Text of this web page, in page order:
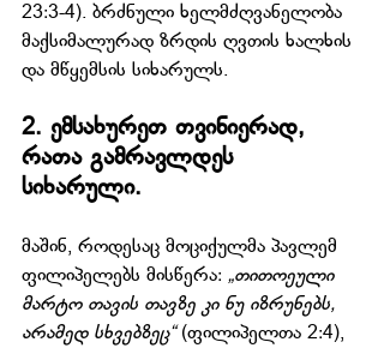
23:3-4). ბრძნული ხელმძღვანელობა
მაქსიმალურად ზრდის ღვთის ხალხის
და მწყემსის სიხარულს.
2. ემსახურეთ თვინიერად,
რათა გამრავლდეს
სიხარული.
მაშინ, როდესაც მოციქულმა პავლემ
ფილიპელებს მისწერა: „თითოეული
მარტო თავის თავზე კი ნუ იზრუნებს,
არამედ სხვებზეც“ (ფილიპელთა 2:4),